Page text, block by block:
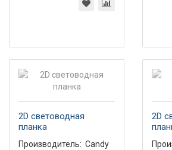
2D световодная
планка
Производитель: Candy
2D